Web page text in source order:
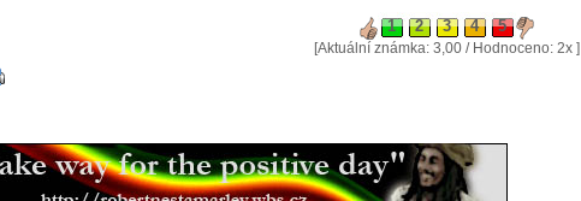
(22.11.2012)
Vítězové cen IRAWMA
Catch a Fire změnilo historii reggae hudby(26.02.2012)
Nominace na Grammy(04.12.2011)
Buju Banton dostal 10 let(23.06.2011)
Marley - dokument o legendě(16.05.2011)
Hrál jsem s Toshem i Marleym(14.03.2011)
[Aktuální známka: 3,00 / Hodnoceno: 2x ]